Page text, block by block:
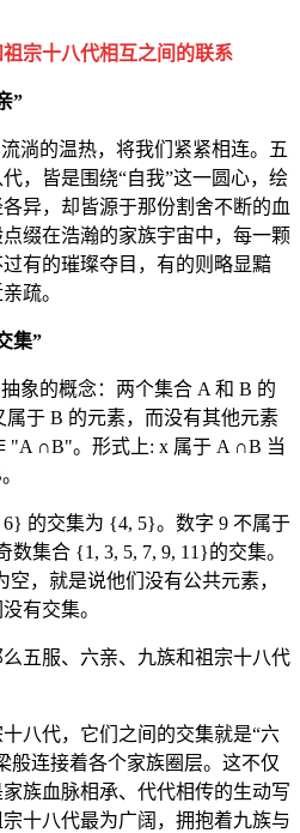
宗十八代相互之间的联系
”
淌的温热，将我们紧紧相连。五
，皆是围绕“自我”这一圆心，绘
异，却皆源于那份割舍不断的血
缀在浩瀚的家族宇宙中，每一颗
有的璀璨夺目，有的则略显黯
疏。
集”
象的概念：两个集合 A 和 B 的
于 B 的元素，而没有其他元素
"A ∩B"。形式上: x 属于 A ∩B 当
的交集为 {4, 5}。数字 9 不属于
集合 {1, 3, 5, 7, 9, 11}的交集。
，就是说他们没有公共元素，
有交集。
五服、六亲、九族和祖宗十八代
八代，它们之间的交集就是“六
般连接着各个家族圈层。这不仅
族血脉相承、代代相传的生动写
十八代最为广阔，拥抱着九族与